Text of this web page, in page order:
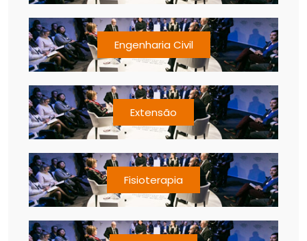
Engenharia Civil
Extensão
Fisioterapia